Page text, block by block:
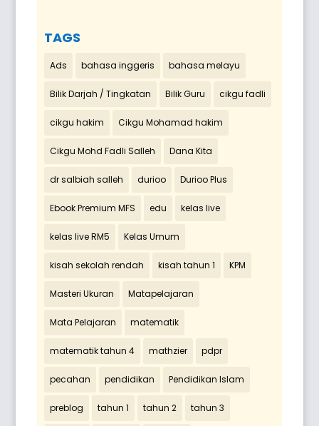
TAGS
Ads bahasa inggeris bahasa melayu
Bilik Darjah / Tingkatan Bilik Guru cikgu fadli
cikgu hakim Cikgu Mohamad hakim
Cikgu Mohd Fadli Salleh Dana Kita
dr salbiah salleh durioo Durioo Plus
Ebook Premium MFS edu kelas live
kelas live RM5 Kelas Umum
kisah sekolah rendah kisah tahun 1 KPM
Masteri Ukuran Matapelajaran
Mata Pelajaran matematik
matematik tahun 4 mathzier pdpr
pecahan pendidikan Pendidikan Islam
preblog tahun 1 tahun 2 tahun 3